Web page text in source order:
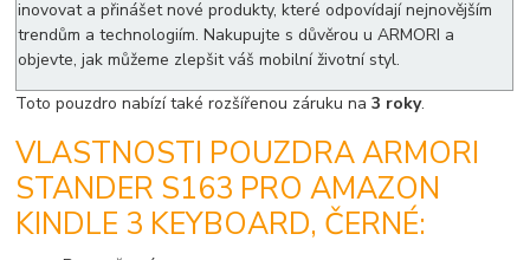
inovovat a přinášet nové produkty, které odpovídají nejnovějším
trendům a technologiím. Nakupujte s důvěrou u ARMORI a
objevte, jak můžeme zlepšit váš mobilní životní styl.
Toto pouzdro nabízí také rozšířenou záruku na3 roky.
VLASTNOSTI POUZDRA ARMORI
STANDER S163 PRO AMAZON
KINDLE 3 KEYBOARD, ČERNÉ: